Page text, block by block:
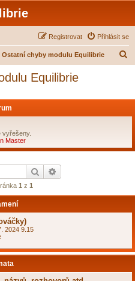
Přihlásit se
Registrovat
Ostatní chyby modulu Equilibrie
Equilibrie
vyřešeny.
Master
Hledat
1 z 1
2024 9.15